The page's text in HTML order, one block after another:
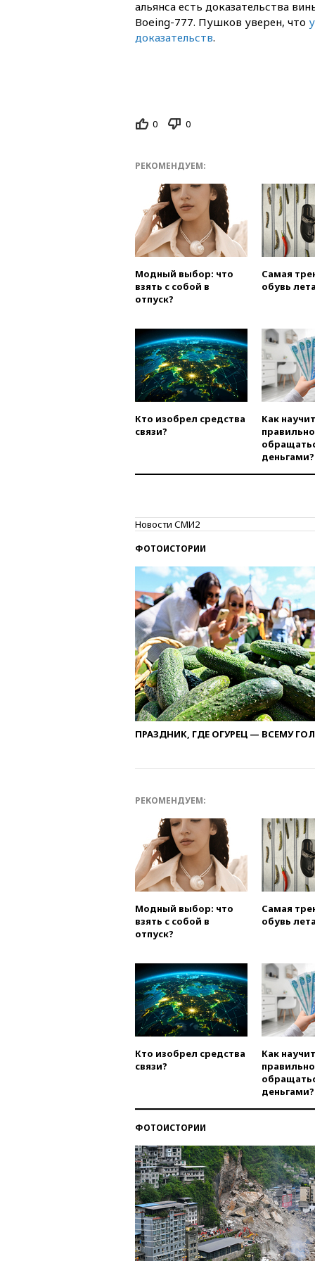
альянса есть доказательства
Boeing-777. Пушков уверен, что
доказательств.
0 0
РЕКОМЕНДУЕМ:
Модный выбор: что
взять с собой в
отпуск?
Самая
обувь
Кто изобрел средства
связи?
Как
правильно
деньгами?
Новости СМИ2
ФОТОИСТОРИИ
ПРАЗДНИК, ГДЕ ОГУРЕЦ — ВСЕМУ
РЕКОМЕНДУЕМ:
Модный выбор: что
взять с собой в
отпуск?
Самая
обувь
Кто изобрел средства
связи?
Как
правильно
деньгами?
ФОТОИСТОРИИ